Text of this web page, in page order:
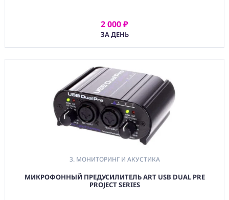
2 000 ₽
ЗА ДЕНЬ
АРЕНДОВАТЬ
3. МОНИТОРИНГ И АКУСТИКА
МИКРОФОННЫЙ ПРЕДУСИЛИТЕЛЬ ART USB DUAL PRE
PROJECT SERIES